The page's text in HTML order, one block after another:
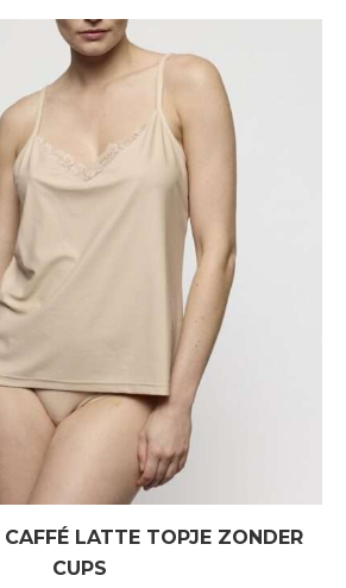
LATTE TOPJE ZONDER
CUPS